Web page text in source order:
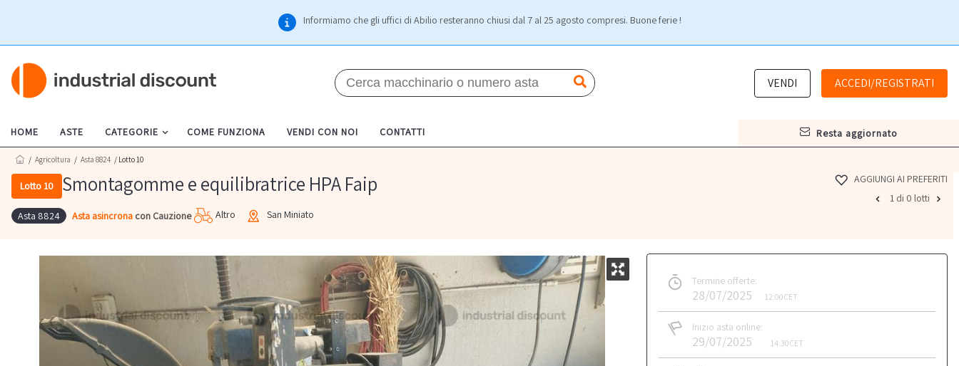
Informiamo che gli uffici di Abilio resteranno chiusi dal 7 al 25 agosto compresi. Buone ferie !
VENDI ACCEDI/REGISTRATI
HOME ASTE CATEGORIE COME FUNZIONA VENDI CON NOI CONTATTI resta aggiornato
/ Agricoltura / Asta 8824 / Lotto 10
Lotto 10 Smontagomme e equilibratrice HPA Faip
Asta 8824 Asta asincrona con Cauzione Altro San Miniato
AGGIUNGI AI PREFERITI
1 di 0 lotti
Termine offerte:
28/07/2025 12:00CET
Inizio asta online:
29/07/2025 14:30CET